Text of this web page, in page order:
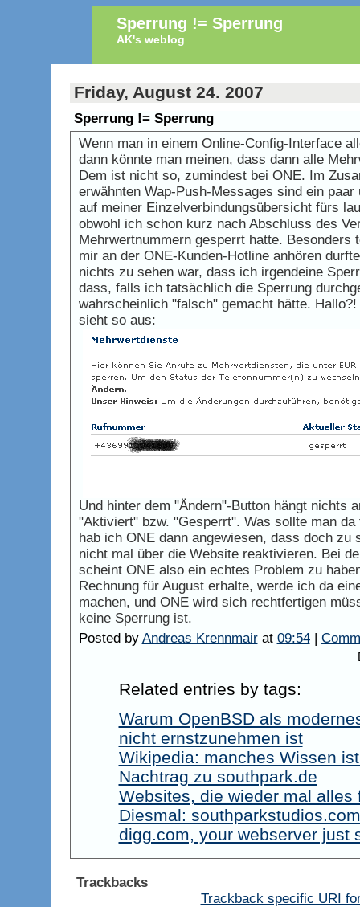
Sperrung != Sperrung
AK's weblog
Friday, August 24. 2007
Sperrung != Sperrung
Wenn man in einem Online-Config-Interface
dann könnte man meinen, dass dann alle
Dem ist nicht so, zumindest bei ONE. Im
erwähnten Wap-Push-Messages sind ein
auf meiner Einzelverbindungsübersicht fürs
obwohl ich schon kurz nach Abschluss des
Mehrwertnummern gesperrt hatte. Besonders
mir an der ONE-Kunden-Hotline anhören
nichts zu sehen war, dass ich irgendeine
dass, falls ich tatsächlich die Sperrung
wahrscheinlich "falsch" gemacht hätte.
sieht so aus:
Und hinter dem "Ändern"-Button hängt nichts
"Aktiviert" bzw. "Gesperrt". Was sollte man
hab ich ONE dann angewiesen, dass doch zu
nicht mal über die Website reaktivieren. Bei
scheint ONE also ein echtes Problem zu
Rechnung für August erhalte, werde ich da
machen, und ONE wird sich rechtfertigen
keine Sperrung ist.
Posted by Andreas Krennmairat 09:54|
Related entries by tags:
Warum OpenBSD als
nicht ernstzunehmen ist
Wikipedia: manches Wissen
Nachtrag zu southpark.de
Websites, die wieder mal
Diesmal: southparkstudios.com
digg.com, your webserver just
Trackbacks
Trackback specific URI